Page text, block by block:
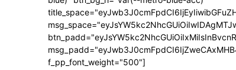
f_pp_font_weight="500"]